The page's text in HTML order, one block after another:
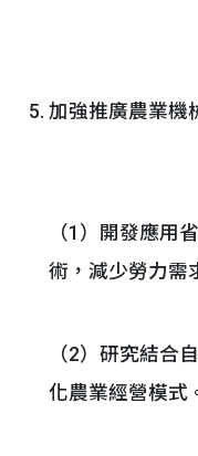
加強推廣農業機
（1）開發應用
術，減少勞力需
（2）研究結合
化農業經營模式